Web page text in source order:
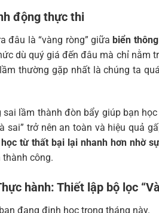
động thực thi
đâu là “vàng ròng” giữa biển
dù quý giá đến đâu mà chỉ nằm
thường gặp nhất là chúng ta
sai lầm thành đòn bẩy giúp bạn
sai” trở nên an toàn và hiệu quả
từ thất bại lại nhanh hơn nhờ
công.
hành: Thiết lập bộ lọc
đang định học trong tháng này.